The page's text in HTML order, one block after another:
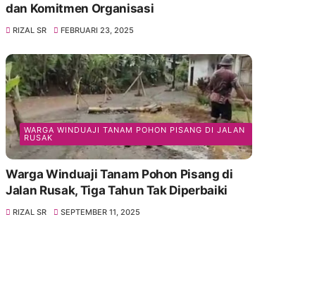
dan Komitmen Organisasi
RIZAL SR FEBRUARI 23, 2025
WARGA WINDUAJI TANAM POHON PISANG DI JALAN
RUSAK
Warga Winduaji Tanam Pohon Pisang di
Jalan Rusak, Tiga Tahun Tak Diperbaiki
RIZAL SR SEPTEMBER 11, 2025